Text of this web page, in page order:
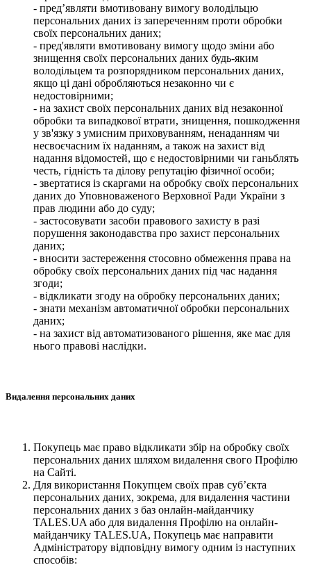
- пред’являти вмотивовану вимогу володільцю
персональних даних із запереченням проти обробки
своїх персональних даних;
- пред'являти вмотивовану вимогу щодо зміни або
знищення своїх персональних даних будь-яким
володільцем та розпорядником персональних даних,
якщо ці дані обробляються незаконно чи є
недостовірними;
- на захист своїх персональних даних від незаконної
обробки та випадкової втрати, знищення, пошкодження
у зв'язку з умисним приховуванням, ненаданням чи
несвоєчасним їх наданням, а також на захист від
надання відомостей, що є недостовірними чи ганьблять
честь, гідність та ділову репутацію фізичної особи;
- звертатися із скаргами на обробку своїх персональних
даних до Уповноваженого Верховної Ради України з
прав людини або до суду;
- застосовувати засоби правового захисту в разі
порушення законодавства про захист персональних
даних;
- вносити застереження стосовно обмеження права на
обробку своїх персональних даних під час надання
згоди;
- відкликати згоду на обробку персональних даних;
- знати механізм автоматичної обробки персональних
даних;
- на захист від автоматизованого рішення, яке має для
нього правові наслідки.
Видалення персональних даних
Покупець має право відкликати збір на обробку своїх
персональних даних шляхом видалення свого Профілю
на Сайті.
Для використання Покупцем своїх прав суб’єкта
персональних даних, зокрема, для видалення частини
персональних даних з баз онлайн-майданчику
TALES.UA або для видалення Профілю на онлайн-
майданчику TALES.UA, Покупець має направити
Адміністратору відповідну вимогу одним із наступних
способів: